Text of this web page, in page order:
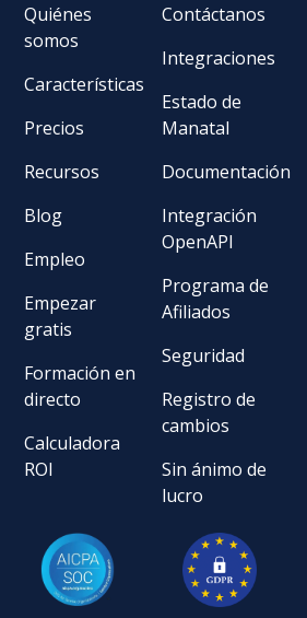
Quiénes
somos
Características
Precios
Recursos
Blog
Empleo
Empezar
gratis
Formación en
directo
Calculadora
ROI
Contáctanos
Integraciones
Estado de
Manatal
Documentación
Integración
OpenAPI
Programa de
Afiliados
Seguridad
Registro de
cambios
Sin ánimo de
lucro